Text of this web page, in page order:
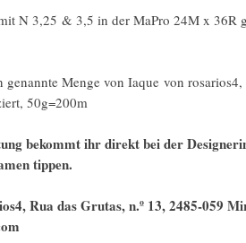
N 3,25 & 3,5 in der MaPro 24M x 36R
genannte Menge von Iaque von
50g=200m
bekommt ihr direkt bei der
tippen.
Rua das Grutas, n.º 13, 2485-059